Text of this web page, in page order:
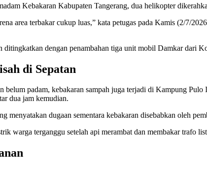
Kebakaran Kabupaten Tangerang, dua helikopter
area terbakar cukup luas,” kata petugas pada Kamis (2/7/
ditingkatkan dengan penambahan tiga unit mobil Damkar dari
di Sepatan
belum padam, kebakaran sampah juga terjadi di Kampung
dua jam kemudian.
menyatakan dugaan sementara kebakaran disebabkan oleh
warga terganggu setelah api merambat dan membakar trafo